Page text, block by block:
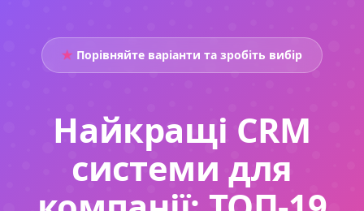
Порівняйте варіанти та зробіть вибір
Найкращі CRM
системи для